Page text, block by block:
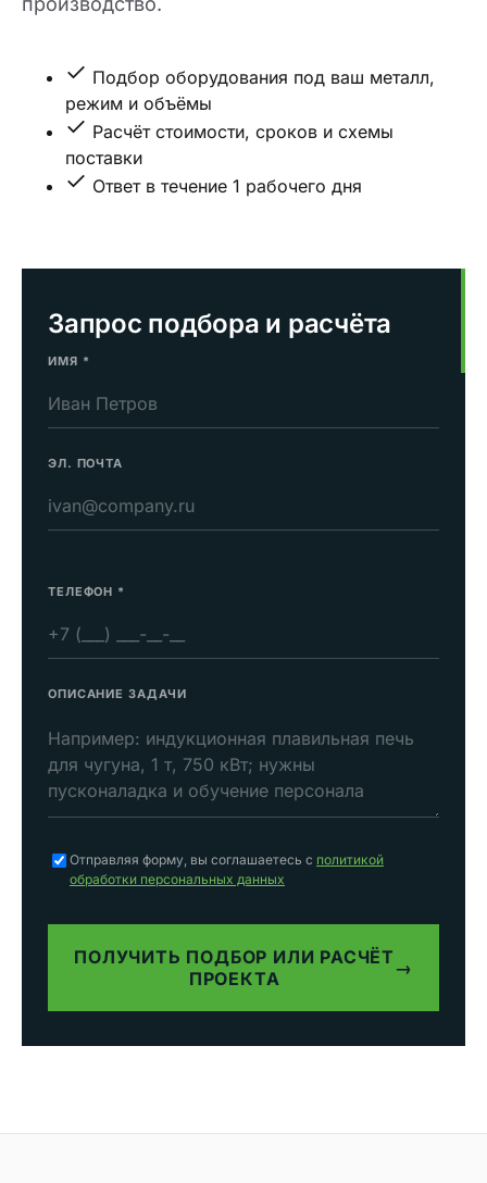
Подбор оборудования под ваш металл,
режим и объёмы
Расчёт стоимости, сроков и схемы
поставки
Ответ в течение 1 рабочего дня
Запрос подбора и расчёта
ИМЯ *
ЭЛ. ПОЧТА
ТЕЛЕФОН *
ОПИСАНИЕ ЗАДАЧИ
Отправляя форму, вы соглашаетесь с политикой
обработки персональных данных
ПОЛУЧИТЬ ПОДБОР ИЛИ РАСЧЁТ
ПРОЕКТА
→